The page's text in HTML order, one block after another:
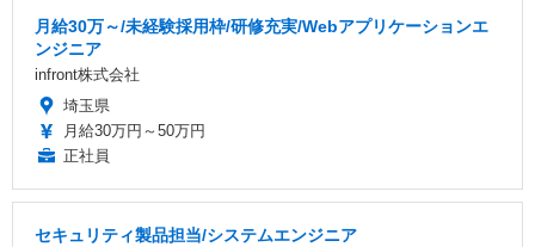
月給30万～/未経験採用枠/研修充実/Webアプリケーションエ
ンジニア
infront株式会社
埼玉県
月給30万円～50万円
正社員
セキュリティ製品担当/システムエンジニア